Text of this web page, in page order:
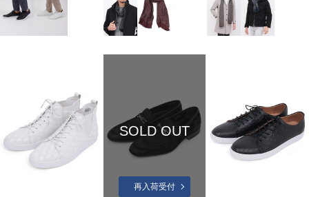
SOLD OUT
再入荷受付